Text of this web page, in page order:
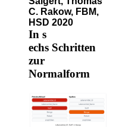
C. Rakow, FBM,
HSD 2020
In s​
echs Schritten
zur
Normalform